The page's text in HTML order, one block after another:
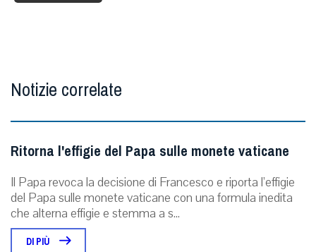
Notizie correlate
Ritorna l'effigie del Papa sulle monete vaticane
Il Papa revoca la decisione di Francesco e riporta l’effigie
del Papa sulle monete vaticane con una formula inedita
che alterna effigie e stemma a s...
DI PIÙ